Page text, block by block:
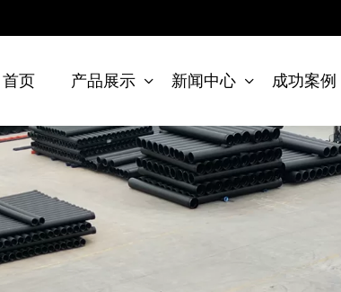
首页 产品展示 新闻中心 成功案例